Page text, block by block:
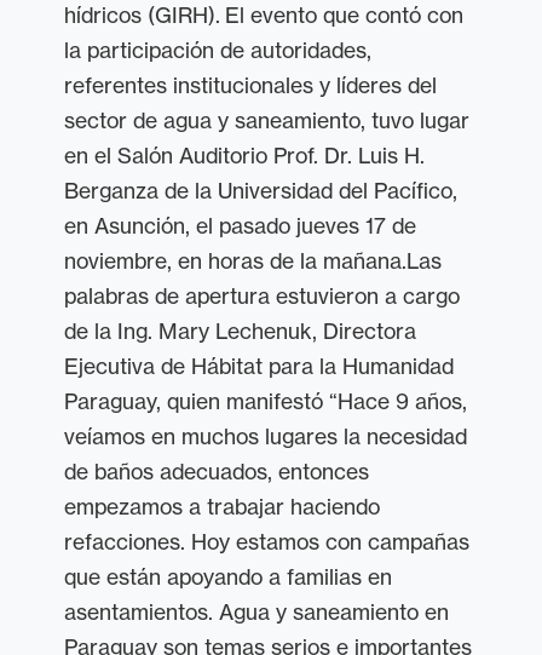
hídricos (GIRH). El evento que contó con
la participación de autoridades,
referentes institucionales y líderes del
sector de agua y saneamiento, tuvo lugar
en el Salón Auditorio Prof. Dr. Luis H.
Berganza de la Universidad del Pacífico,
en Asunción, el pasado jueves 17 de
noviembre, en horas de la mañana.Las
palabras de apertura estuvieron a cargo
de la Ing. Mary Lechenuk, Directora
Ejecutiva de Hábitat para la Humanidad
Paraguay, quien manifestó “Hace 9 años,
veíamos en muchos lugares la necesidad
de baños adecuados, entonces
empezamos a trabajar haciendo
refacciones. Hoy estamos con campañas
que están apoyando a familias en
asentamientos. Agua y saneamiento en
Paraguay son temas serios e importantes